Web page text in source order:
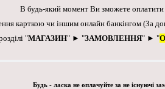
В будь-який момент Ви зможете оплатити
карткою чи іншим онлайн банкінгом(За
"МАГАЗИН" ► "ЗАМОВЛЕННЯ" ► "
Будь - ласка не оплачуйте за не існуючі